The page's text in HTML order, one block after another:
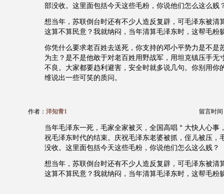
部没收。这里面包括今天这些毛粉，你说他们怎么这么贱
想当年，苏联倒台时还有不少人造反复辟，可毛泽东被清
这算不算民意？我就纳闷，当年清算毛泽东时，这帮毛粉
你凭什么要求老百姓去送死，你支持的邓小平势力是不是
为主？是不是他敢于对老百姓用野战军，用坦克镇压手无
不良。大家都要趋利避害，安全时就多说几句。你别用你
维说出一些可笑的质问。
作者： 洋知青1 留言时间
当年毛泽东一死，毛家全家被灭，全国高唱＂大快人心事
祝毛泽东时代的结束。庆祝毛泽东老婆被抓，侄儿被压，
没收。这里面包括今天这些毛粉，你说他们怎么这么贱？
想当年，苏联倒台时还有不少人造反复辟，可毛泽东被清
这算不算民意？我就纳闷，当年清算毛泽东时，这帮毛粉